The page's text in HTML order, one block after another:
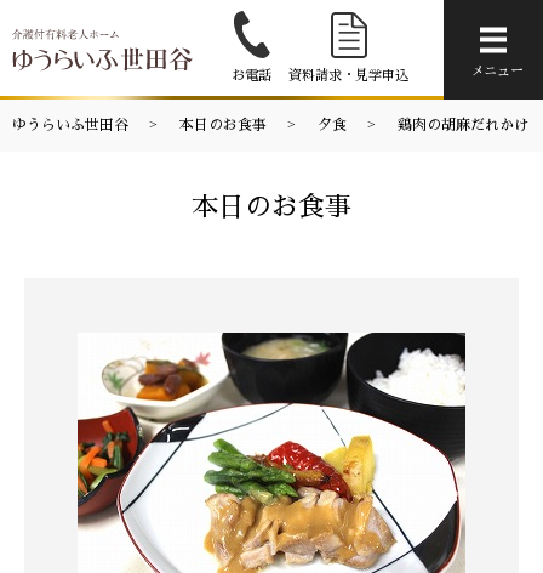
お電話 資料請求・見学申込 メニュー
ゆうらいふ世田谷 本日のお食事 夕食 鶏肉の胡麻だれかけ
本日のお食事